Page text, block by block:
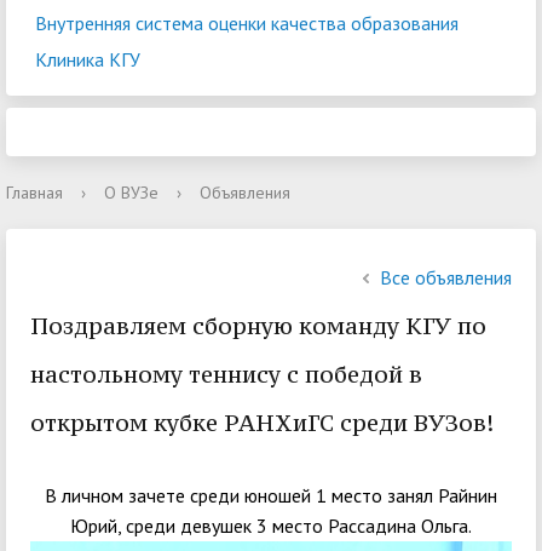
Внутренняя система оценки качества образования
Клиника КГУ
Главная › О ВУЗе › Объявления
Все объявления
Поздравляем сборную команду КГУ по
настольному теннису с победой в
открытом кубке РАНХиГС среди ВУЗов!
В личном зачете среди юношей 1 место занял Райнин
Юрий, среди девушек 3 место Рассадина Ольга.